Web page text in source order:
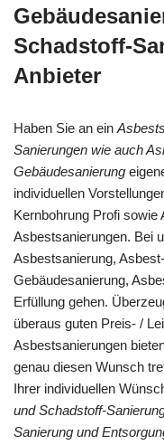
Schadstoff-
Anbieter
Haben Sie an ein
Sanierungen wie auch
Gebäudesanierung
individuellen
Kernbohrung Profi
Asbestsanierungen. Bei
Asbestsanierung,
Gebäudesanierung,
Erfüllung gehen.
überaus guten Preis- /
Asbestsanierungen
genau diesen Wunsch
Ihrer individuellen
und Schadstoff-
Sanierung und